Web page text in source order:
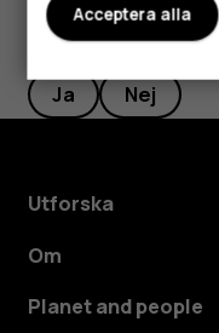
Var detta till hjälp?
Ja Nej
Utforska
Om
Planet and people
Acceptera alla